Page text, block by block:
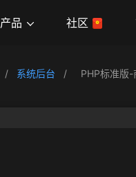
产品 社区
/ 系统后台 /
PHP标准版